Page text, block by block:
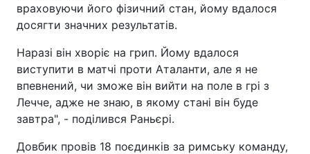
враховуючи його фізичний стан, йому вдалося
досягти значних результатів.
Наразі він хворіє на грип. Йому вдалося
виступити в матчі проти Аталанти, але я не
впевнений, чи зможе він вийти на поле в грі з
Лечче, адже не знаю, в якому стані він буде
завтра", - поділився Раньєрі.
Довбик провів 18 поєдинків за римську команду,